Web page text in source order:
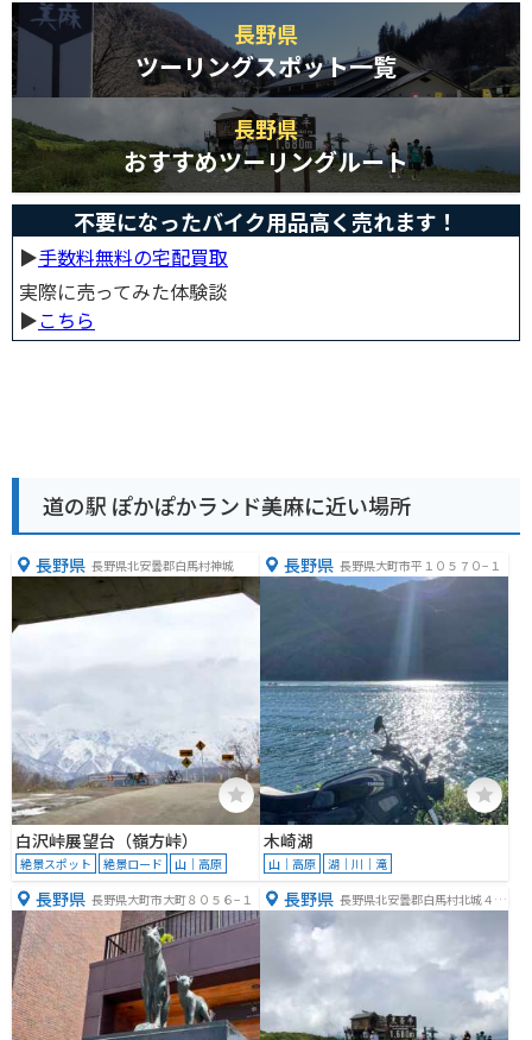
長野県
ツーリングスポット一覧
長野県
おすすめツーリングルート
不要になったバイク用品高く売れます！
▶︎手数料無料の宅配買取
実際に売ってみた体験談
▶︎こちら
道の駅 ぽかぽかランド美麻に近い場所
長野県 長野県北安曇郡白馬村神城
白沢峠展望台（嶺方峠）
絶景スポット 絶景ロード 山｜高原
長野県 長野県大町市平１０５７０−１
木崎湖
山｜高原 湖｜川｜滝
長野県 長野県大町市大町８０５６−１ 長野県 長野県北安曇郡白馬村北城４４